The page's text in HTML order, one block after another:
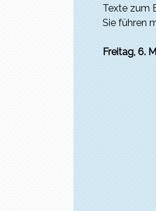
Texte zum
Sie führen
Freitag, 6.